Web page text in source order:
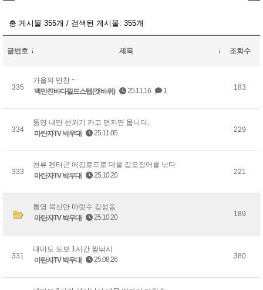
총 게시물 355개 / 검색된 게시물: 355개
글번호 제목 조회수
335
가을의 만찬 ~
백만진바다필드스텝(갯바위)
25.11.16 1 183
334
통영 내만 선외기 카고 던지면 뭅니다.
마탄자TV 박우대
25.11.05 229
333
천류 펜타곤 에깅로드로 대물 갑오징어를 낚다
마탄자TV 박우대
25.10.20 221
통영 북신만 마릿수 감성돔
마탄자TV 박우대
25.10.20 189
331
대마도 도보 1시간 짬낚시
마탄자TV 박우대
25.08.26 380